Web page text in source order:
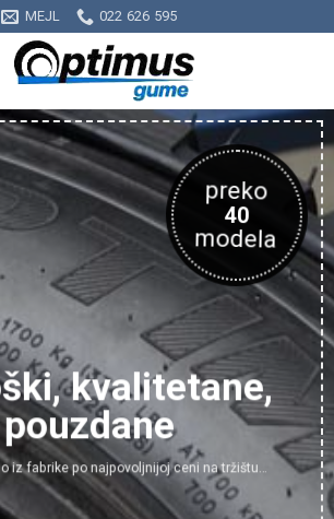
MEJL 022 626 595
preko
40
modela
kvalitetane,
pouzdane
iz fabrike po najpovoljnijoj ceni na tržištu…